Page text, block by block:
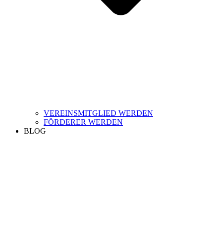
VEREINSMITGLIED WERDEN
FÖRDERER WERDEN
BLOG